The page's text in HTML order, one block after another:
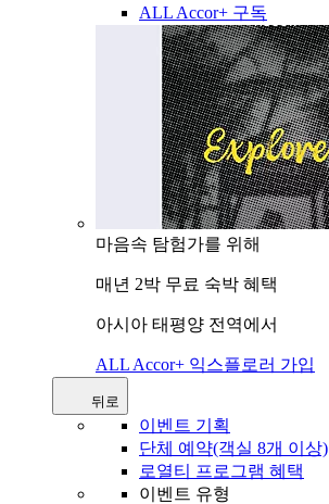
ALL Accor+ 구독
마음속 탐험가를 위해
매년 2박 무료 숙박 혜택
아시아 태평양 전역에서
ALL Accor+ 익스플로러 가입
뒤로
이벤트 기획
단체 예약(객실 8개 이상)
로열티 프로그램 혜택
이벤트 유형